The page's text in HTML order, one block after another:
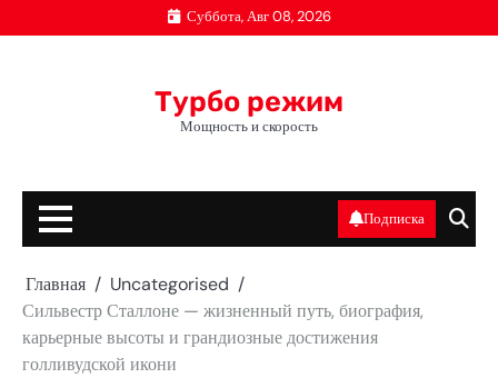
к
Суббота, Авг 08, 2026
Турбо режим
Мощность и скорость
Подписка
Главная
Uncategorised
Сильвестр Сталлоне — жизненный путь, биография,
карьерные высоты и грандиозные достижения
голливудской икони